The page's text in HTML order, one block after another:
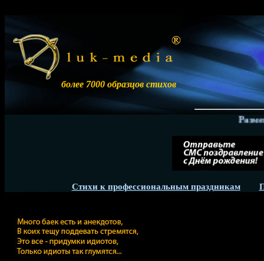
более 7000 образцов стихов
Стихи к профессиональным праздникам